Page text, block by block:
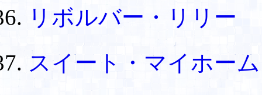
リボルバー・リリー
スイート・マイホーム